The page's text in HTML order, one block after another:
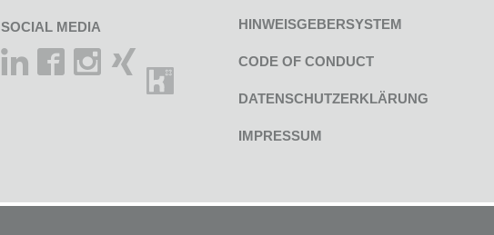
SOCIAL MEDIA HINWEISGEBERSYSTEM
CODE OF CONDUCT
DATENSCHUTZERKLÄRUNG
IMPRESSUM